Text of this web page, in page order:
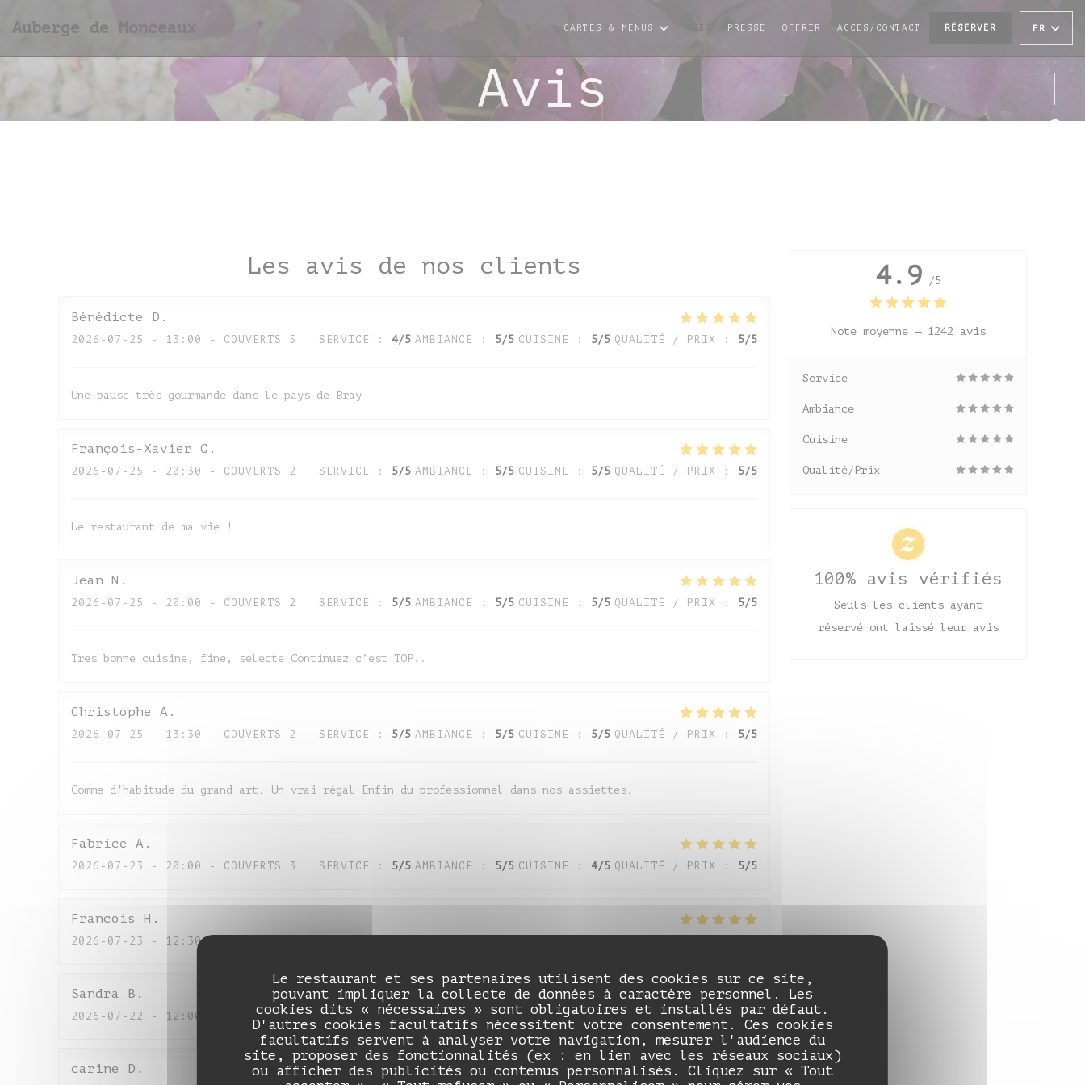
Le restaurant et ses partenaires utilisent des cookies sur ce site,
pouvant impliquer la collecte de données à caractère personnel. Les
cookies dits « nécessaires » sont obligatoires et installés par défaut.
D'autres cookies facultatifs nécessitent votre consentement. Ces cookies
facultatifs servent à analyser votre navigation, mesurer l'audience du
site, proposer des fonctionnalités (ex : en lien avec les réseaux sociaux)
ou afficher des publicités ou contenus personnalisés. Cliquez sur « Tout
Auberge de Monceaux CARTES & MENUS PRESSE OFFRIR ((OUVRE UNE NOUVELLE FENÊTRE))
ACCÈS/CONTACT RÉSERVER FR
Avis
Les avis de nos clients
Bénédicte D
2026-07-25 - 13:00 - COUVERTS 5 SERVICE : 4/5 AMBIANCE : 5/5 CUISINE : 5/5 QUALITÉ / PRIX : 5/5
Une pause très gourmande dans le pays de Bray
François-Xavier C
2026-07-25 - 20:30 - COUVERTS 2 SERVICE : 5/5 AMBIANCE : 5/5 CUISINE : 5/5 QUALITÉ / PRIX : 5/5
Le restaurant de ma vie !
Jean N
2026-07-25 - 20:00 - COUVERTS 2 SERVICE : 5/5 AMBIANCE : 5/5 CUISINE : 5/5 QUALITÉ / PRIX : 5/5
Tres bonne cuisine, fine, selecte Continuez c’est TOP..
Christophe A
2026-07-25 - 13:30 - COUVERTS 2 SERVICE : 5/5 AMBIANCE : 5/5 CUISINE : 5/5 QUALITÉ / PRIX : 5/5
Comme d'habitude du grand art. Un vrai régal Enfin du professionnel dans nos assiettes.
Fabrice A
2026-07-23 - 20:00 - COUVERTS 3 SERVICE : 5/5 AMBIANCE : 5/5 CUISINE : 4/5 QUALITÉ / PRIX : 5/5
Francois H
2026-07-23 - 12:30 - COUVERTS 2
Sandra B
2026-07-22 - 12:00 - COUVERTS 5 SERVICE : 5/5 AMBIANCE : 5/5 CUISINE : 5/5 QUALITÉ / PRIX : 5/5
carine D
4.9 /5
Note moyenne — 1242 avis
Service
Ambiance
Cuisine
Qualité/Prix
100% avis vérifiés
Seuls les clients ayant
réservé ont laissé leur avis